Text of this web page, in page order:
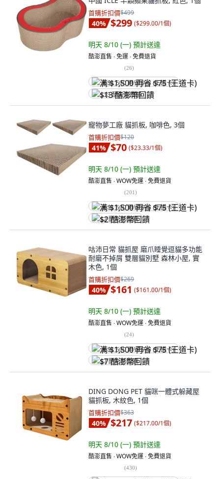
首購折扣價$499
40% $299 ($299.00/1個)
明天 8/10 (一) 預計送達
酷澎直售 ∙ 免運 ∙ 免費退貨
(26)
满 $1,500 再省 $75 (王道卡)
$13 酷澎幣回饋
寵物夢工廠 貓抓板, 咖啡色, 3個
首購折扣價$120
41% $70 ($23.33/1個)
明天 8/10 (一) 預計送達
酷澎直售 ∙ WOW免運 ∙ 免費退貨
(201)
满 $1,500 再省 $75 (王道卡)
$2 酷澎幣回饋
咕沛日常 貓抓屋 磨爪睡覺逗貓多功能
耐磨不掉屑 雙層貓別墅 森林小屋, 實
木色, 1個
首購折扣價$269
40% $161 ($161.00/1個)
明天 8/10 (一) 預計送達
酷澎直售 ∙ WOW免運 ∙ 免費退貨
(24)
满 $1,500 再省 $75 (王道卡)
$7 酷澎幣回饋
DING DONG PET 貓咪一體式躲藏屋
貓抓板, 木紋色, 1個
首購折扣價$363
40% $217 ($217.00/1個)
明天 8/10 (一) 預計送達
酷澎直售 ∙ WOW免運 ∙ 免費退貨
(430)